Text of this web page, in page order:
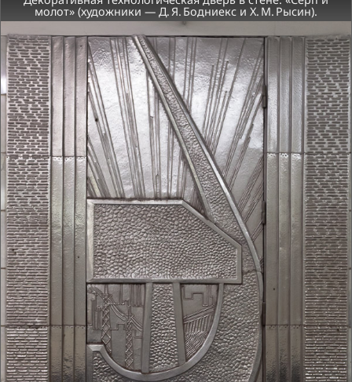
молот» (художники — Д. Я. Бодниекс и Х. М. Рысин).